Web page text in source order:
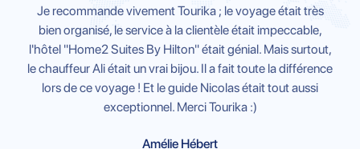
Je recommande vivement Tourika ; le voyage était très
bien organisé, le service à la clientèle était impeccable,
l'hôtel "Home2 Suites By Hilton" était génial. Mais surtout,
le chauffeur Ali était un vrai bijou. Il a fait toute la différence
lors de ce voyage ! Et le guide Nicolas était tout aussi
exceptionnel. Merci Tourika :)
Amélie Hébert